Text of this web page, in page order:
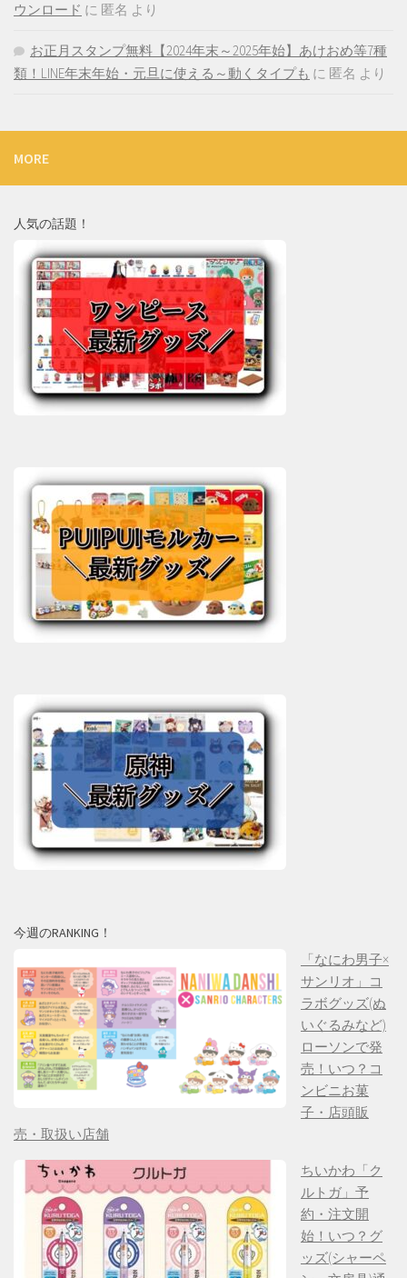
ウンロード に 匿名 より
お正月スタンプ無料【2024年末～2025年始】あけおめ等7種
類！LINE年末年始・元旦に使える～動くタイプも に 匿名 より
MORE
人気の話題！
今週のRANKING！
「なにわ男子×
サンリオ」コ
ラボグッズ(ぬ
いぐるみなど)
ローソンで発
売！いつ？コ
ンビニお菓
子・店頭販
売・取扱い店舗
ちいかわ「ク
ルトガ」予
約・注文開
始！いつ？グ
ッズ(シャーペ